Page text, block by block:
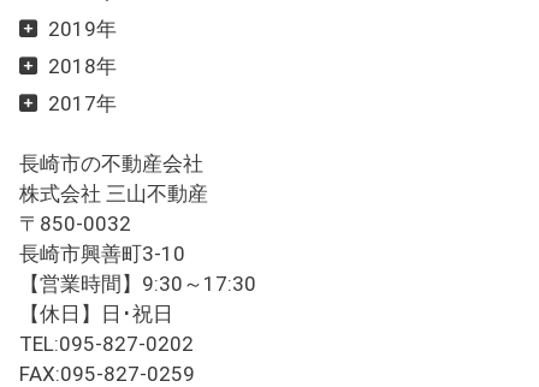
2019年
2018年
2017年
長崎市の不動産会社
株式会社 三山不動産
〒850-0032
長崎市興善町3-10
【営業時間】9:30～17:30
【休日】日･祝日
TEL:095-827-0202
FAX:095-827-0259